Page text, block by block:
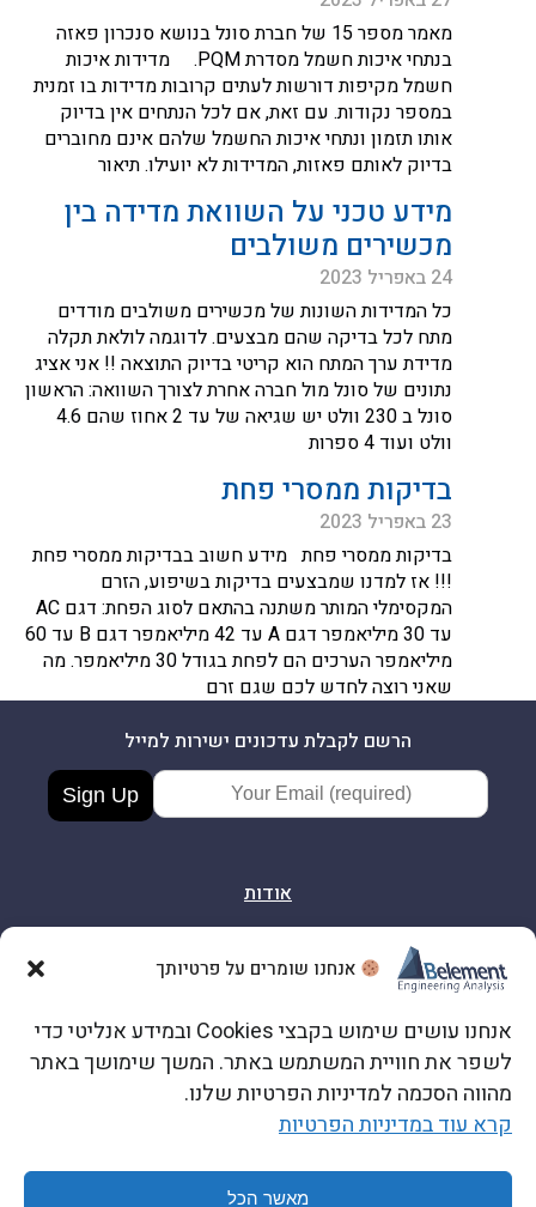
אנחנו שומרים על פרטיותך
אנחנו עושים שימוש בקבצי Cookies ובמידע אנליטי כדי
לשפר את חוויית המשתמש באתר. המשך שימושך באתר
מהווה הסכמה למדיניות הפרטיות שלנו.
קרא עוד במדיניות הפרטיות
מאשר הכל
מאמר מספר 15 של חברת סונל בנושא סנכרון פאזה
בנתחי איכות חשמל מסדרת PQM. מדידות איכות
חשמל מקיפות דורשות לעתים קרובות מדידות בו זמנית
במספר נקודות. עם זאת, אם לכל הנתחים אין בדיוק
אותו תזמון ונתחי איכות החשמל שלהם אינם מחוברים
בדיוק לאותם פאזות, המדידות לא יועילו. תיאור
מידע טכני על השוואת מדידה בין
מכשירים משולבים
24 באפריל 2023
כל המדידות השונות של מכשירים משולבים מודדים
מתח לכל בדיקה שהם מבצעים. לדוגמה לולאת תקלה
מדידת ערך המתח הוא קריטי בדיוק התוצאה !! אני אציג
נתונים של סונל מול חברה אחרת לצורך השוואה: הראשון
סונל ב 230 וולט יש שגיאה של עד 2 אחוז שהם 4.6
וולט ועוד 4 ספרות
בדיקות ממסרי פחת
23 באפריל 2023
בדיקות ממסרי פחת מידע חשוב בבדיקות ממסרי פחת
!!! אז למדנו שמבצעים בדיקות בשיפוע, הזרם
המקסימלי המותר משתנה בהתאם לסוג הפחת: דגם AC
עד 30 מיליאמפר דגם A עד 42 מיליאמפר דגם B עד 60
מיליאמפר הערכים הם לפחת בגודל 30 מיליאמפר. מה
שאני רוצה לחדש לכם שגם זרם
הרשם לקבלת עדכונים ישירות למייל
אודות
אישורים והסמכות
צור קשר